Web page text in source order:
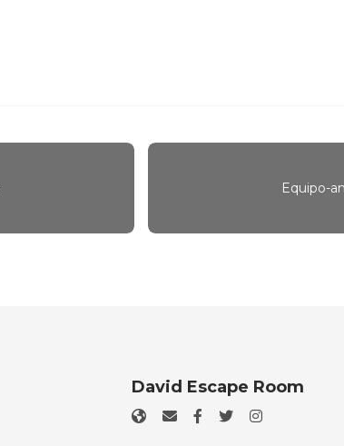
Equipo-
David Escape Room